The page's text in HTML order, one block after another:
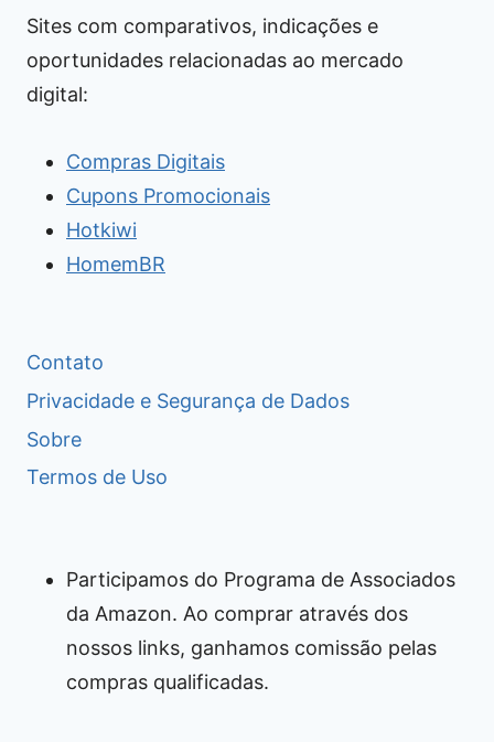
Sites com comparativos, indicações e
oportunidades relacionadas ao mercado
digital:
Compras Digitais
Cupons Promocionais
Hotkiwi
HomemBR
Contato
Privacidade e Segurança de Dados
Sobre
Termos de Uso
Participamos do Programa de Associados
da Amazon. Ao comprar através dos
nossos links, ganhamos comissão pelas
compras qualificadas.